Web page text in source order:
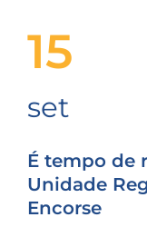
15
set
É tempo de
Unidade
Encorse